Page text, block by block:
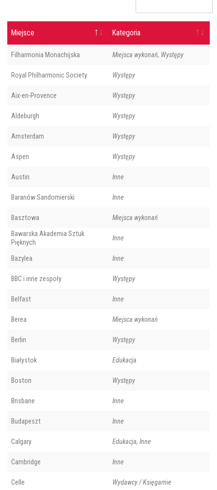
Miejsce Kategoria
Filharmonia Monachijska Miejsca wykonań, Występy
Royal Philharmonic Society Występy
Aix-en-Provence Występy
Aldeburgh Występy
Amsterdam Występy
Aspen Występy
Austin Inne
Baranów Sandomierski Inne
Basztowa Miejsca wykonań
Bawarska Akademia Sztuk
Pięknych
Inne
Bazylea Inne
BBC i inne zespoły Występy
Belfast Inne
Berea Miejsca wykonań
Berlin Występy
Białystok Edukacja
Boston Występy
Brisbane Inne
Budapeszt Inne
Calgary Edukacja, Inne
Cambridge Inne
Celle Wydawcy / Księgarnie